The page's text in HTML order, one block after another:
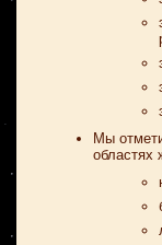
Мы
областях